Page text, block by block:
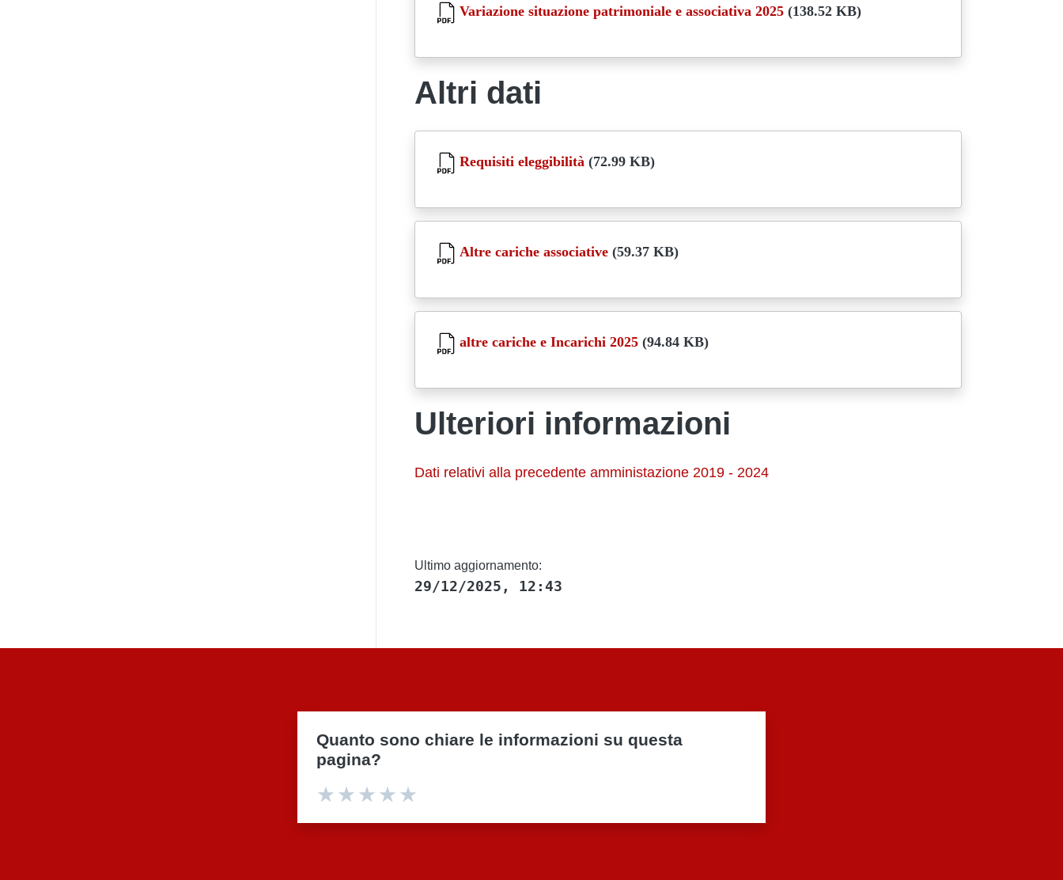
Variazione situazione patrimoniale e associativa 2025(138.52 KB)
Altri dati
Requisiti eleggibilità (72.99 KB)
Altre cariche associative(59.37 KB)
altre cariche e Incarichi 2025(94.84 KB)
Ulteriori informazioni
Dati relativi alla precedente amministazione 2019 - 2024
Ultimo aggiornamento:
29/12/2025, 12:43
Quanto sono chiare le informazioni su questa
pagina?
Valuta 4 stelle su 5
Valuta 3 stelle su 5
Valuta 2 stelle su 5
Valuta 1 stelle su 5